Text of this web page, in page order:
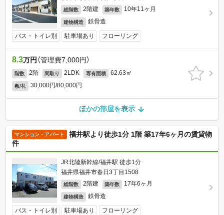
総階数 2階建 築年数 10年11ヶ月
建物構造 鉄骨造
バス・トイレ別 駐車場あり フローリング
8.3万円 （管理費7,000円）
階数 2階 間取り 2LDK 専有面積 62.63㎡
敷/礼 30,000円/80,000円
ほかの部屋を表示
マンション・アパート
福井駅より徒歩1分 1階 築17年6ヶ月の賃貸物
件
JR北陸新幹線/福井駅 徒歩1分
福井県福井市春日3丁目1508
総階数 2階建 築年数 17年6ヶ月
建物構造 鉄骨造
バス・トイレ別 駐車場あり フローリング